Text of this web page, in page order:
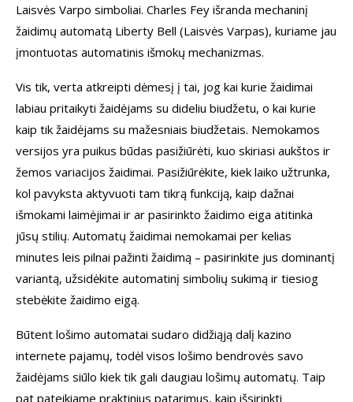
Laisvės Varpo simboliai. Charles Fey išranda mechaninį
žaidimų automatą Liberty Bell (Laisvės Varpas), kuriame jau
įmontuotas automatinis išmokų mechanizmas.
Vis tik, verta atkreipti dėmesį į tai, jog kai kurie žaidimai
labiau pritaikyti žaidėjams su dideliu biudžetu, o kai kurie
kaip tik žaidėjams su mažesniais biudžetais. Nemokamos
versijos yra puikus būdas pasižiūrėti, kuo skiriasi aukštos ir
žemos variacijos žaidimai. Pasižiūrėkite, kiek laiko užtrunka,
kol pavyksta aktyvuoti tam tikrą funkciją, kaip dažnai
išmokami laimėjimai ir ar pasirinkto žaidimo eiga atitinka
jūsų stilių. Automatų žaidimai nemokamai per kelias
minutes leis pilnai pažinti žaidimą – pasirinkite jus dominantį
variantą, užsidėkite automatinį simbolių sukimą ir tiesiog
stebėkite žaidimo eigą.
Būtent lošimo automatai sudaro didžiąją dalį kazino
internete pajamų, todėl visos lošimo bendrovės savo
žaidėjams siūlo kiek tik gali daugiau lošimų automatų. Taip
pat pateikiame praktinius patarimus, kaip išsirinkti